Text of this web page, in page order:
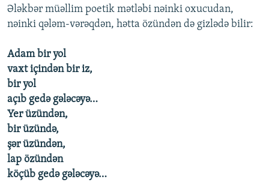
Ələkbər müəllim poetik mətləbi nəinki oxucudan,
nəinki qələm-vərəqdən, hətta özündən də gizlədə bilir:
Adam bir yol
vaxt içindən bir iz,
bir yol
açıb gedə gələcəyə…
Yer üzündən,
bir üzündə,
şər üzündən,
lap özündən
köçüb gedə gələcəyə…